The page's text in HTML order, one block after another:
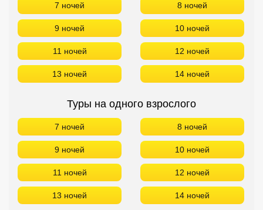
7 ночей 8 ночей
9 ночей 10 ночей
11 ночей 12 ночей
13 ночей 14 ночей
Туры на одного взрослого
7 ночей 8 ночей
9 ночей 10 ночей
11 ночей 12 ночей
13 ночей 14 ночей